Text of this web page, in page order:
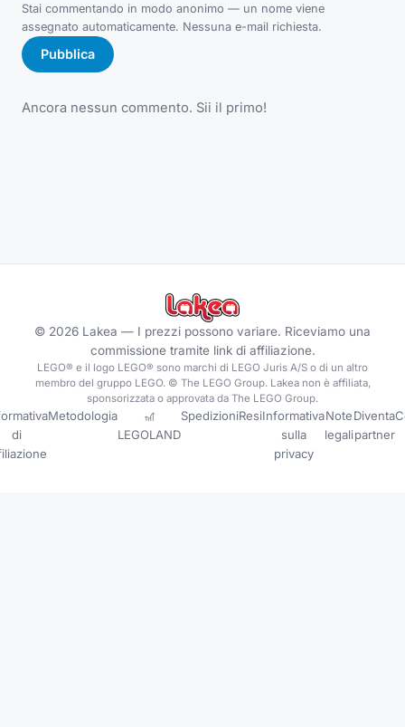
Stai commentando in modo anonimo — un nome viene
assegnato automaticamente. Nessuna e-mail richiesta.
Pubblica
Ancora nessun commento. Sii il primo!
© 2026 Lakea — I prezzi possono variare. Riceviamo una
commissione tramite link di affiliazione.
LEGO® e il logo LEGO® sono marchi di LEGO Juris A/S o di un altro
membro del gruppo LEGO. © The LEGO Group. Lakea non è affiliata,
sponsorizzata o approvata da The LEGO Group.
di
Metodologia
🎢
LEGOLAND
SpedizioniResiInformativa
sulla
privacy
Note
legali
Diventa
partner